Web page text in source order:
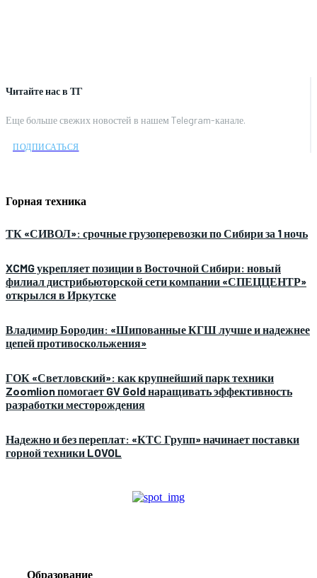
Читайте нас в ТГ
Еще больше свежих новостей в нашем Telegram-канале.
ПОДПИСАТЬСЯ
Горная техника
ТК «СИВОЛ»: срочные грузоперевозки по Сибири за 1 ночь
XCMG укрепляет позиции в Восточной Сибири: новый
филиал дистрибьюторской сети компании «СПЕЦЦЕНТР»
открылся в Иркутске
Владимир Бородин: «Шипованные КГШ лучше и надежнее
цепей противоскольжения»
ГОК «Светловский»: как крупнейший парк техники
Zoomlion помогает GV Gold наращивать эффективность
разработки месторождения
Надежно и без переплат: «КТС Групп» начинает поставки
горной техники LOVOL
Образование